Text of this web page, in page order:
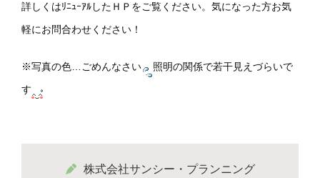
詳しくはﾘﾆｭｰｱﾙしたＨＰをご覧ください。気になった方お気
軽にお問合わせください！
※写真の色…ごめんなさい
照明の関係で若干見えづらいで
す
株式会社サンシー・プランニング